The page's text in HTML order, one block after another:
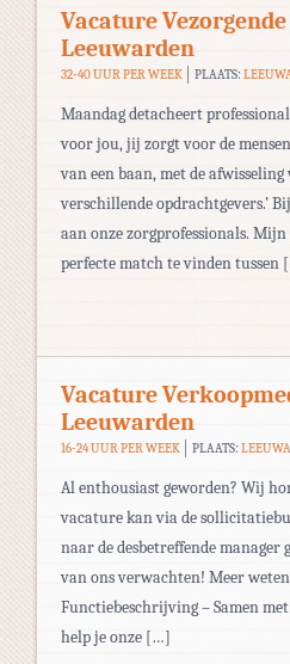
Vacature
Leeuwarden
32-40 UUR PER WEEK PLAATS:
Maandag detacheert
voor jou, jij zorgt voor de
van een baan, met de
verschillende opdrachtgevers.’
aan onze zorgprofessionals.
perfecte match te vinden tussen
Vacature
Leeuwarden
16-24 UUR PER WEEK PLAATS:
Al enthousiast geworden? Wij
vacature kan via de
naar de desbetreffende
van ons verwachten! Meer
Functiebeschrijving – Samen
help je onze […]